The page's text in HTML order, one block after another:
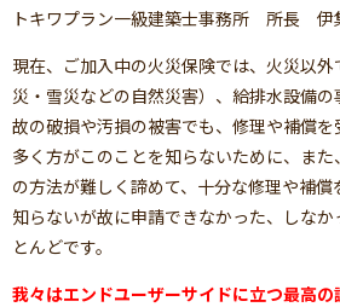
トキワプラン一級建築士事務所 所長
現在、ご加入中の火災保険では、火災以
災・雪災などの自然災害）、給排水設備
故の破損や汚損の被害でも、修理や補償を
多く方がこのことを知らないために、ま
の方法が難しく諦めて、十分な修理や補償
知らないが故に申請できなかった、しな
とんどです。
我々はエンドユーザーサイドに立つ最高